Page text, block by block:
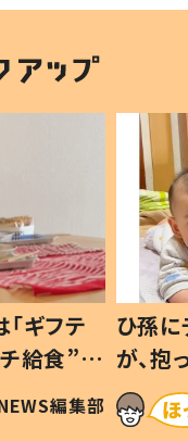
ギフテ
給食”を
和の親
編集部
ひ孫
が、
「涙が
い」